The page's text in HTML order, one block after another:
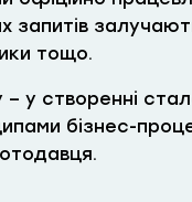
запитів
тощо.
– у створенні
бізнес-